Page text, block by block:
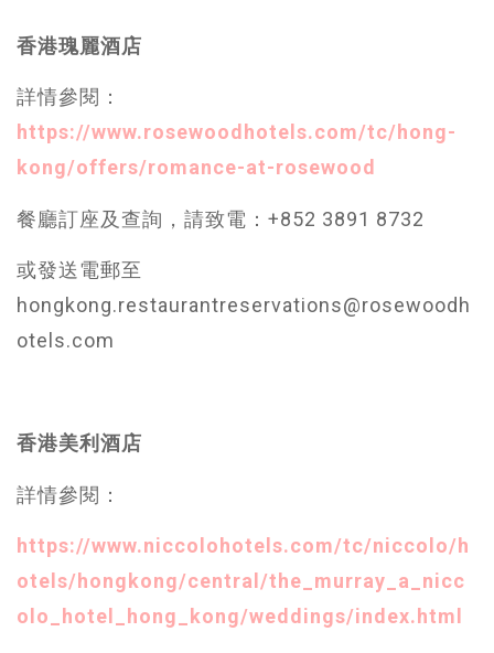
香港瑰麗酒店
詳情參閱：
https://www.rosewoodhotels.com/tc/hong-
kong/offers/romance-at-rosewood
餐廳訂座及查詢，請致電：+852 3891 8732
或發送電郵至
hongkong.restaurantreservations@rosewoodh
otels.com
香港美利酒店
詳情參閱：
https://www.niccolohotels.com/tc/niccolo/h
otels/hongkong/central/the_murray_a_nicc
olo_hotel_hong_kong/weddings/index.html